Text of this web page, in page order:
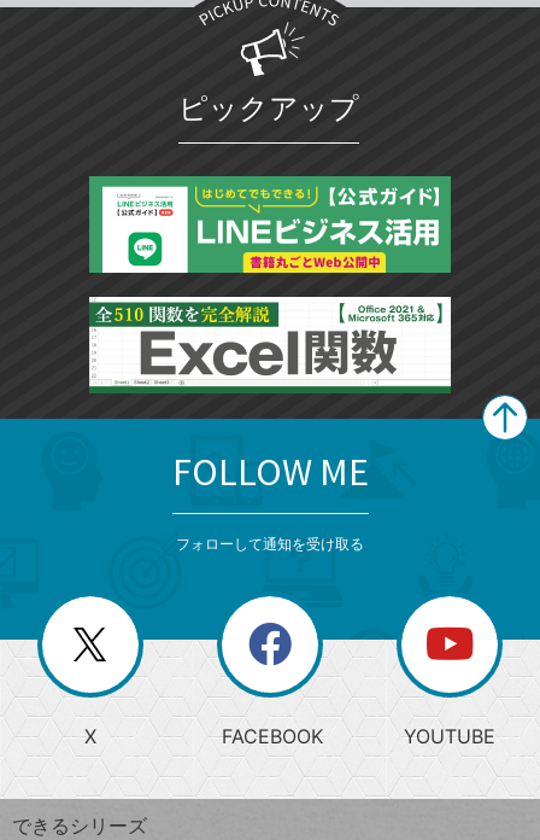
ピックアップ
じ
る
search
検
索
上
昇
ワ
ー
閉
じ
る
ー
か
ら
探
す
FOLLOW ME
フォローして通知を受け取る
X FACEBOOK YOUTUBE
できるシリーズ